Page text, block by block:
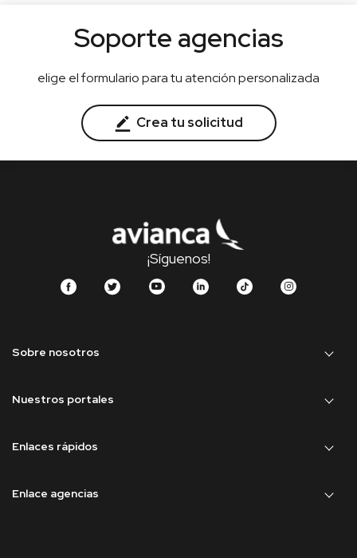
Soporte agencias
elige el formulario para tu atención personalizada
Crea tu solicitud
¡Síguenos!
Sobre nosotros
Nuestros portales
Enlaces rápidos
Enlace agencias